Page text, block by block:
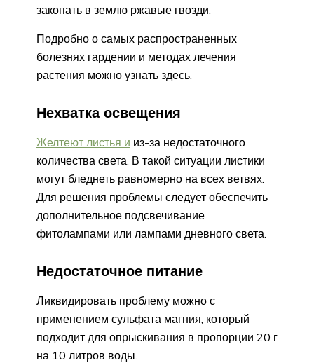
закопать в землю ржавые гвозди.
Подробно о самых распространенных
болезнях гардении и методах лечения
растения можно узнать здесь.
Нехватка освещения
Желтеют листья и из-за недостаточного
количества света. В такой ситуации листики
могут бледнеть равномерно на всех ветвях.
Для решения проблемы следует обеспечить
дополнительное подсвечивание
фитолампами или лампами дневного света.
Недостаточное питание
Ликвидировать проблему можно с
применением сульфата магния, который
подходит для опрыскивания в пропорции 20 г
на 10 литров воды.